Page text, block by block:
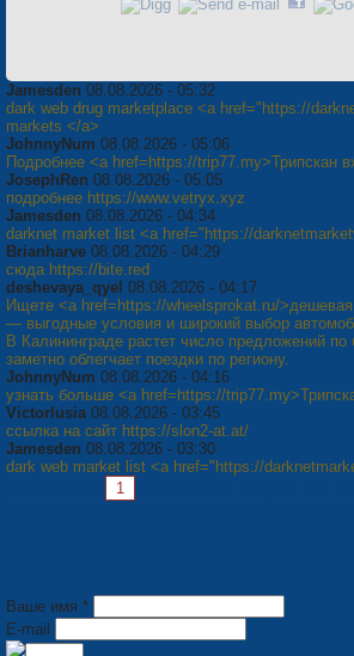
Jamesden 08.08.2026 - 05:32
dark web drug marketplace <a href="https://
markets </a>
JohnnyNum 08.08.2026 - 05:06
Подробнее <a href=https://trip77.my>Трипскан
JosephRen 08.08.2026 - 05:05
подробнее https://www.vetryx.xyz
Jamesden 08.08.2026 - 04:34
darknet market list <a href="https://
Brianharve 08.08.2026 - 04:29
сюда https://bite.red
deshevaya_qyel 08.08.2026 - 04:17
Ищете <a href=https://wheelsprokat.ru/
— выгодные условия и широкий выбор
В Калининграде растет число предложений
заметно облегчает поездки по региону.
JohnnyNum 08.08.2026 - 04:16
узнать больше <a href=https://
Victorlusia 08.08.2026 - 03:45
ссылка на сайт https://slon2-at.at/
Jamesden 08.08.2026 - 03:30
dark web market list <a href="https://
1
Ваше имя *
E-mail